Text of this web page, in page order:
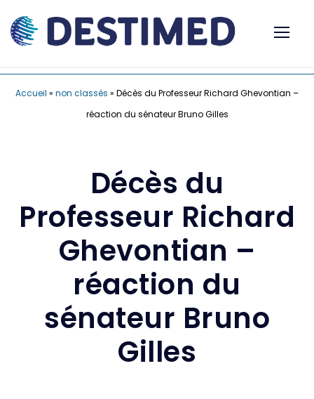
Accueil » non classés » Décès du Professeur Richard Ghevontian –
réaction du sénateur Bruno Gilles
Décès du
Professeur Richard
Ghevontian –
réaction du
sénateur Bruno
Gilles